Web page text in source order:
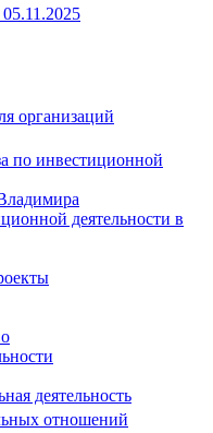
организаций
по инвестиционной
деятельности в
деятельность
отношений